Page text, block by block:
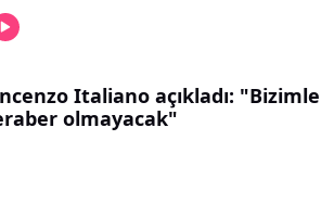
Italiano açıkladı: "Bizimle
olmayacak"